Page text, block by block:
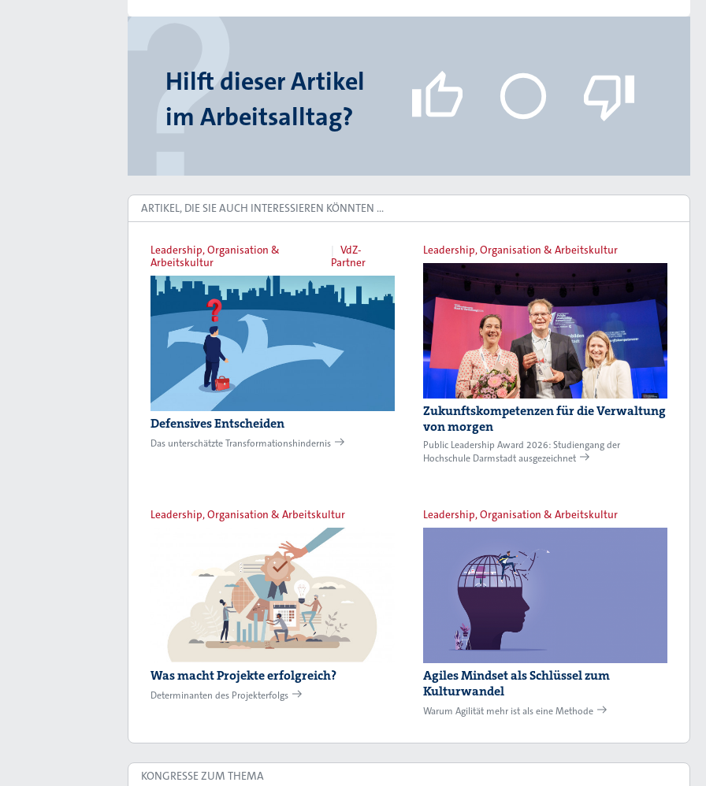
Hilft dieser Artikel
im Arbeitsalltag?
ARTIKEL, DIE SIE AUCH INTERESSIEREN KÖNNTEN …
Leadership, Organisation &
Arbeitskultur
VdZ-
Partner
Defensives Entscheiden
Das unterschätzte Transformationshindernis
Leadership, Organisation & Arbeitskultur
Zukunftskompetenzen für die Verwaltung
von morgen
Public Leadership Award 2026: Studiengang der
Hochschule Darmstadt ausgezeichnet
Leadership, Organisation & Arbeitskultur
Was macht Projekte erfolgreich?
Determinanten des Projekterfolgs
Leadership, Organisation & Arbeitskultur
Agiles Mindset als Schlüssel zum
Kulturwandel
Warum Agilität mehr ist als eine Methode
KONGRESSE ZUM THEMA